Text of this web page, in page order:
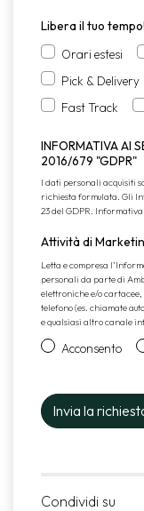
Libera il tuo
Orari estesi
Pick & Delivery
Fast Track
INFORMATIVA AI
2016/679 "GDPR"
I dati personali acquisiti
richiesta formulata. Gli
23 del GDPR.
Attività di
Letta e compresa l’
personali da parte di
elettroniche e/o
telefono (es. chiamate
e qualsiasi altro canale
Acconsento
Condividi su